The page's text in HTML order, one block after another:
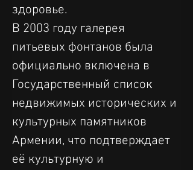
здоровье.
В 2003 году галерея
питьевых фонтанов была
официально включена в
Государственный список
недвижимых исторических и
культурных памятников
Армении, что подтверждает
её культурную и